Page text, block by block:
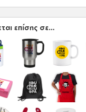
επίσης σε...